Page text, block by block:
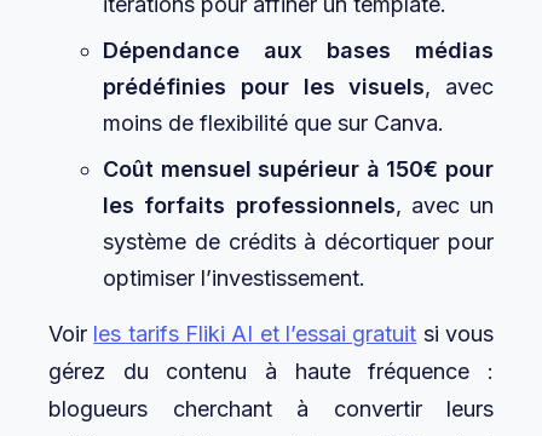
Dépendance aux bases médias
prédéfinies pour les visuels, avec
moins de flexibilité que sur Canva.
Coût mensuel supérieur à 150€ pour
les forfaits professionnels, avec un
système de crédits à décortiquer pour
optimiser l’investissement.
Voir les tarifs Fliki AI et l’essai gratuit si vous
gérez du contenu à haute fréquence :
blogueurs cherchant à convertir leurs